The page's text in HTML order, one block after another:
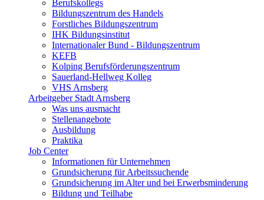
Berufskollegs
Bildungszentrum des Handels
Forstliches Bildungszentrum
IHK Bildungsinstitut
Internationaler Bund - Bildungszentrum
KEFB
Kolping Berufsförderungszentrum
Sauerland-Hellweg Kolleg
VHS Arnsberg
Arbeitgeber Stadt Arnsberg
Was uns ausmacht
Stellenangebote
Ausbildung
Praktika
Job Center
Informationen für Unternehmen
Grundsicherung für Arbeitssuchende
Grundsicherung im Alter und bei Erwerbsminderung
Bildung und Teilhabe